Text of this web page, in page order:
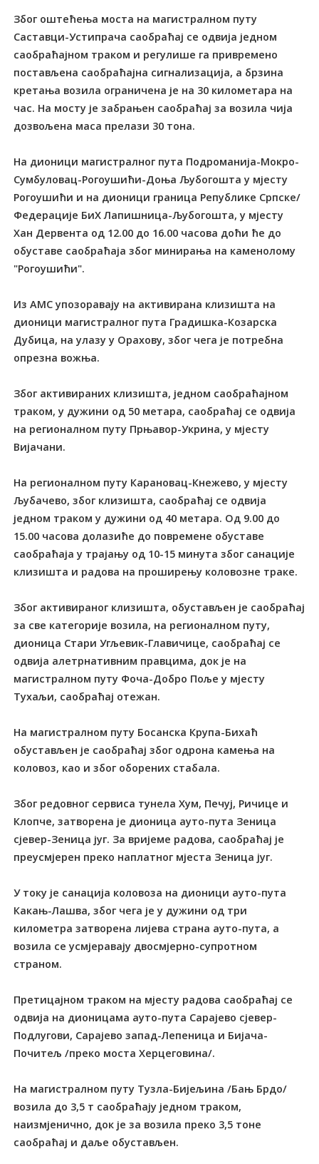
Због оштећења моста на магистралном путу
Саставци-Устипрача саобраћај се одвија једном
саобраћајном траком и регулише га привремено
постављена саобраћајна сигнализација, а брзина
кретања возила ограничена је на 30 километара на
час. На мосту је забрањен саобраћај за возила чија
дозвољена маса прелази 30 тона.
На дионици магистралног пута Подроманија-Мокро-
Сумбуловац-Рогоушићи-Доња Љубогошта у мјесту
Рогоушићи и на дионици граница Републике Српске/
Федерације БиХ Лапишница-Љубогошта, у мјесту
Хан Дервента од 12.00 до 16.00 часова доћи ће до
обуставе саобраћаја због минирања на каменолому
"Рогоушићи".
Из АМС упозоравају на активирана клизишта на
дионици магистралног пута Градишка-Козарска
Дубица, на улазу у Орахову, због чега је потребна
опрезна вожња.
Због активираних клизишта, једном саобраћајном
траком, у дужини од 50 метара, саобраћај се одвија
на регионалном путу Прњавор-Укрина, у мјесту
Вијачани.
На регионалном путу Карановац-Кнежево, у мјесту
Љубачево, због клизишта, саобраћај се одвија
једном траком у дужини од 40 метара. Од 9.00 до
15.00 часова долазиће до повремене обуставе
саобраћаја у трајању од 10-15 минута због санације
клизишта и радова на проширењу коловозне траке.
Због активираног клизишта, обустављен је саобраћај
за све категорије возила, на регионалном путу,
дионица Стари Угљевик-Главичице, саобраћај се
одвија алетрнативним правцима, док је на
магистралном путу Фоча-Добро Поље у мјесту
Тухаљи, саобраћај отежан.
На магистралном путу Босанска Крупа-Бихаћ
обустављен је саобраћај због одрона камења на
коловоз, као и због оборених стабала.
Због редовног сервиса тунела Хум, Печуј, Ричице и
Клопче, затворена је дионица ауто-пута Зеница
сјевер-Зеница југ. За вријеме радова, саобраћај је
преусмјерен преко наплатног мјеста Зеница југ.
У току је санација коловоза на дионици ауто-пута
Какањ-Лашва, због чега је у дужини од три
километра затворена лијева страна ауто-пута, а
возила се усмјеравају двосмјерно-супротном
страном.
Претицајном траком на мјесту радова саобраћај се
одвија на дионицама ауто-пута Сарајево сјевер-
Подлугови, Сарајево запад-Лепеница и Бијача-
Почитељ /преко моста Херцеговина/.
На магистралном путу Тузла-Бијељина /Бањ Брдо/
возила до 3,5 т саобраћају једном траком,
наизмјенично, док је за возила преко 3,5 тоне
саобраћај и даље обустављен.